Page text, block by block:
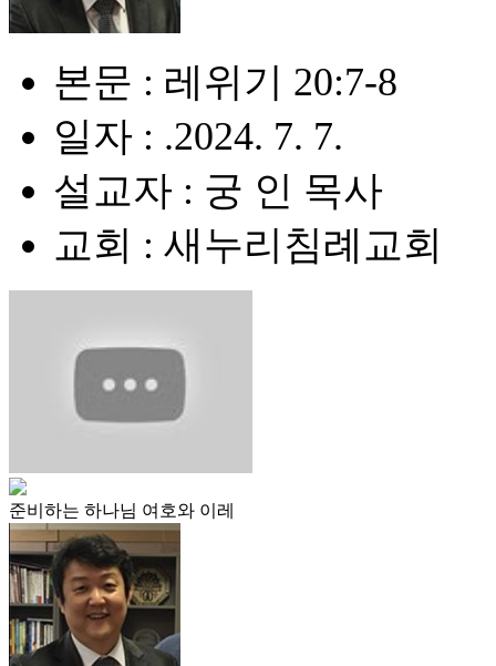
본문 : 레위기 20:7-8
일자 : .2024. 7. 7.
설교자 : 궁 인 목사
교회 : 새누리침례교회
준비하는 하나님 여호와 이레